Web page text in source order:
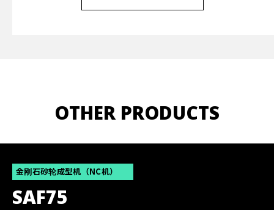
OTHER PRODUCTS
金刚石砂轮成型机（NC机）
SAF75